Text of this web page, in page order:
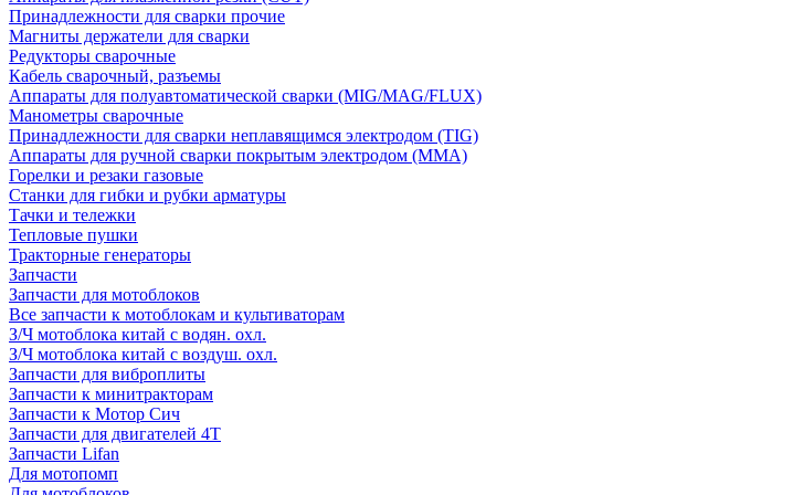
Принадлежности для сварки прочие
Магниты держатели для сварки
Редукторы сварочные
Кабель сварочный, разъемы
Аппараты для полуавтоматической сварки (MIG/MAG/FLUX)
Манометры сварочные
Принадлежности для сварки неплавящимся электродом (TIG)
Аппараты для ручной сварки покрытым электродом (MMA)
Горелки и резаки газовые
Станки для гибки и рубки арматуры
Тачки и тележки
Тепловые пушки
Тракторные генераторы
Запчасти
Запчасти для мотоблоков
Все запчасти к мотоблокам и культиваторам
З/Ч мотоблока китай с водян. охл.
З/Ч мотоблока китай с воздуш. охл.
Запчасти для виброплиты
Запчасти к минитракторам
Запчасти к Мотор Сич
Запчасти для двигателей 4Т
Запчасти Lifan
Для мотопомп